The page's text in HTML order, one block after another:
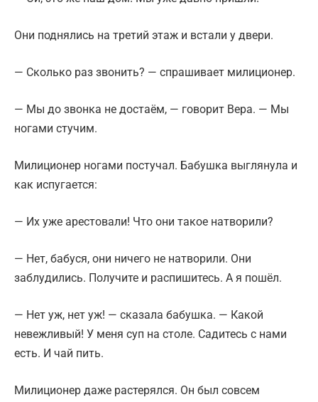
Они поднялись на третий этаж и встали у двери.
— Сколько раз звонить? — спрашивает милиционер.
— Мы до звонка не достаём, — говорит Вера. — Мы
ногами стучим.
Милиционер ногами постучал. Бабушка выглянула и
как испугается:
— Их уже арестовали! Что они такое натворили?
— Нет, бабуся, они ничего не натворили. Они
заблудились. Получите и распишитесь. А я пошёл.
— Нет уж, нет уж! — сказала бабушка. — Какой
невежливый! У меня суп на столе. Садитесь с нами
есть. И чай пить.
Милиционер даже растерялся. Он был совсем